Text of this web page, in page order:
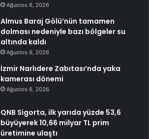
Ağustos 6, 2026
Almus Baraj Gölü’nün tamamen
dolması nedeniyle bazı bölgeler su
altında kaldı
Ağustos 6, 2026
İzmir Narlıdere Zabıtası’nda yaka
kamerası dönemi
Ağustos 6, 2026
QNB Sigorta, ilk yarıda yüzde 53,6
büyüyerek 10,66 milyar TL prim
üretimine ulaştı